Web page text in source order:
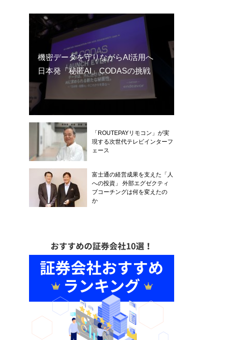
機密データを守りながらAI活用へ
日本発「秘匿AI」CODASの挑戦
「ROUTEPAYリモコン」が実
現する次世代テレビインターフ
ェース
富士通の経営成果を支えた「人
への投資」 外部エグゼクティ
ブコーチングは何を変えたの
か